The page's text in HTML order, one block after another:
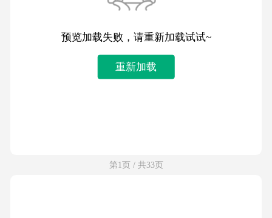
预览加载失败，请重新加载试试~
重新加载
第1页 / 共33页